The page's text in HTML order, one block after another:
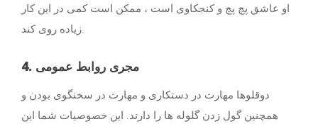
او عاشق پچ پچ و کنجکاوی است ، ممکن است کمی در این کار
زیاده روی کند.
4. مجری روابط عمومی
دوقلوها مهارت در دستکاری و مهارت در سخنگوی بودن و
همچنین گول زدن گلوله ها را دارند. این خصوصیات شما این